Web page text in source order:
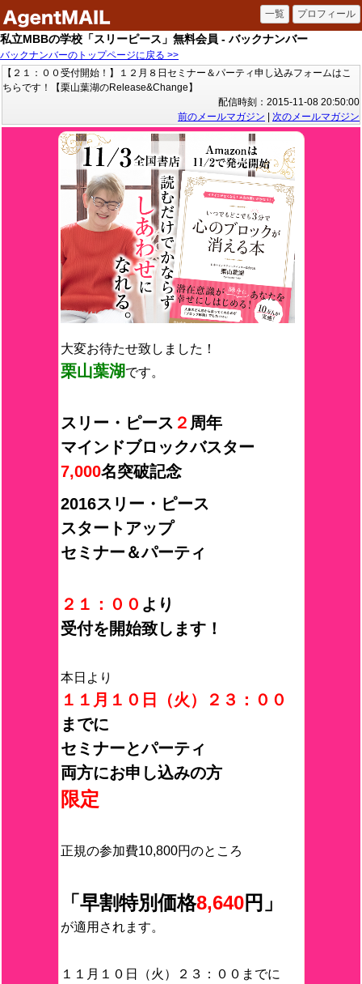
私立MBBの学校「スリーピース」無料会員 - バックナンバー
バックナンバーのトップページに戻る >>
【２１：００受付開始！】１２月８日セミナー＆パーティ申し込みフォームはこ
ちらです！【栗山葉湖のRelease&Change】
配信時刻：2015-11-08 20:50:00
前のメールマガジン
次のメールマガジン
大変お待たせ致しました！
栗山葉湖です。
スリー・ピース ２ 周年
マインドブロックバスター
7,000名突破記念
2016スリー・ピース
スタートアップ
セミナー＆パーティ
２１：００ より
受付を開始致します！
本日より
１１月１０日（火）２３：００
までに
セミナーとパーティ
両方にお申し込みの方
限定
正規の参加費10,800円のところ
「早割特別価格8,640円」
が適用されます。
１１月１０日（火）２３：００までに